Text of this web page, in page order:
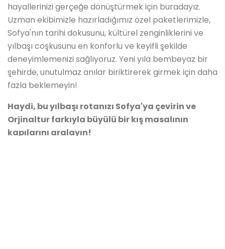
hayallerinizi gerçeğe dönüştürmek için buradayız.
Uzman ekibimizle hazırladığımız özel paketlerimizle,
Sofya'nın tarihi dokusunu, kültürel zenginliklerini ve
yılbaşı coşkusunu en konforlu ve keyifli şekilde
deneyimlemenizi sağlıyoruz. Yeni yıla bembeyaz bir
şehirde, unutulmaz anılar biriktirerek girmek için daha
fazla beklemeyin!
Haydi, bu yılbaşı rotanızı Sofya'ya çevirin ve
Orjinaltur farkıyla büyülü bir kış masalının
kapılarını aralayın!